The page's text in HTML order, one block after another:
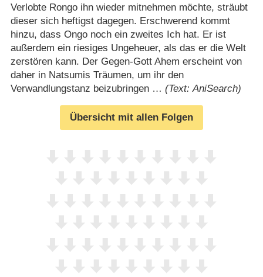
Verlobte Rongo ihn wieder mitnehmen möchte, sträubt
dieser sich heftigst dagegen. Erschwerend kommt
hinzu, dass Ongo noch ein zweites Ich hat. Er ist
außerdem ein riesiges Ungeheuer, als das er die Welt
zerstören kann. Der Gegen-Gott Ahem erscheint von
daher in Natsumis Träumen, um ihr den
Verwandlungstanz beizubringen … (Text: AniSearch)
Übersicht mit allen Folgen